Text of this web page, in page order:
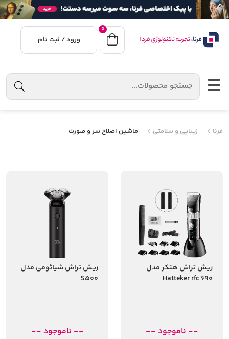
0
ورود / ثبت نام
فرنا زیبایی و سلامتی ماشین اصلاح سر و صورت
ریش تراش هتکر مدل
Hatteker rfc 690
-- ناموجود --
ریش تراش شیائومی مدل
S500
-- ناموجود --